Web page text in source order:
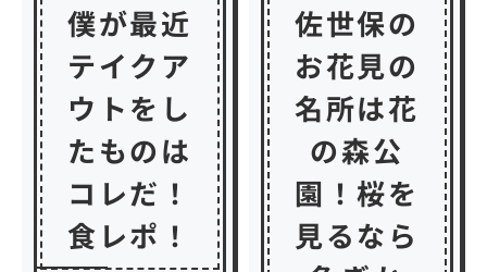
僕が最近
テイクア
ウトをし
たものは
コレだ！
食レポ！
佐世保の
お花見の
名所は花
の森公
園！桜を
見るなら